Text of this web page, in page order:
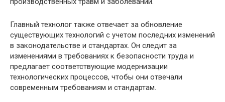
Главный технолог также отвечает за обновление
существующих технологий с учетом последних изменений
в законодательстве и стандартах. Он следит за
изменениями в требованиях к безопасности труда и
предлагает соответствующие модернизации
технологических процессов, чтобы они отвечали
современным требованиям и стандартам.